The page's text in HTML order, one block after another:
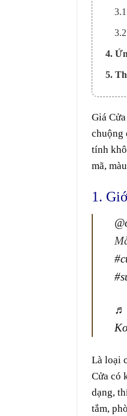
4.
5.
Giá
chuộng
tính
mã,
1.
♬
Là loại
Cửa có
dạng,
tắm,